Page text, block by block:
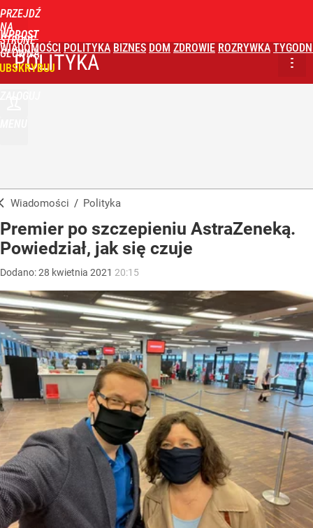
PRZEJDŹ
NA
STRONĘ
GŁÓWNĄ
WPROST
WIADOMOŚCI POLITYKA BIZNES DOM ZDROWIE ROZRYWKA
POLITYKA
Wiadomości / Polityka
Premier po szczepieniu AstraZeneką.
Powiedział, jak się czuje
Dodano:28 kwietnia 2021 20:15